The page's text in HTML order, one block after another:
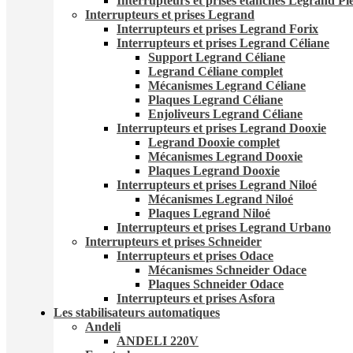
Interrupteurs et prises Legrand
Interrupteurs et prises Legrand Forix
Interrupteurs et prises Legrand Céliane
Support Legrand Céliane
Legrand Céliane complet
Mécanismes Legrand Céliane
Plaques Legrand Céliane
Enjoliveurs Legrand Céliane
Interrupteurs et prises Legrand Dooxie
Legrand Dooxie complet
Mécanismes Legrand Dooxie
Plaques Legrand Dooxie
Interrupteurs et prises Legrand Niloé
Mécanismes Legrand Niloé
Plaques Legrand Niloé
Interrupteurs et prises Legrand Urbano
Interrupteurs et prises Schneider
Interrupteurs et prises Odace
Mécanismes Schneider Odace
Plaques Schneider Odace
Interrupteurs et prises Asfora
Les stabilisateurs automatiques
Andeli
ANDELI 220V